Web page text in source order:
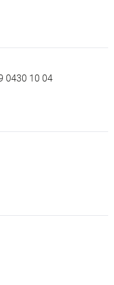
0430 10 04